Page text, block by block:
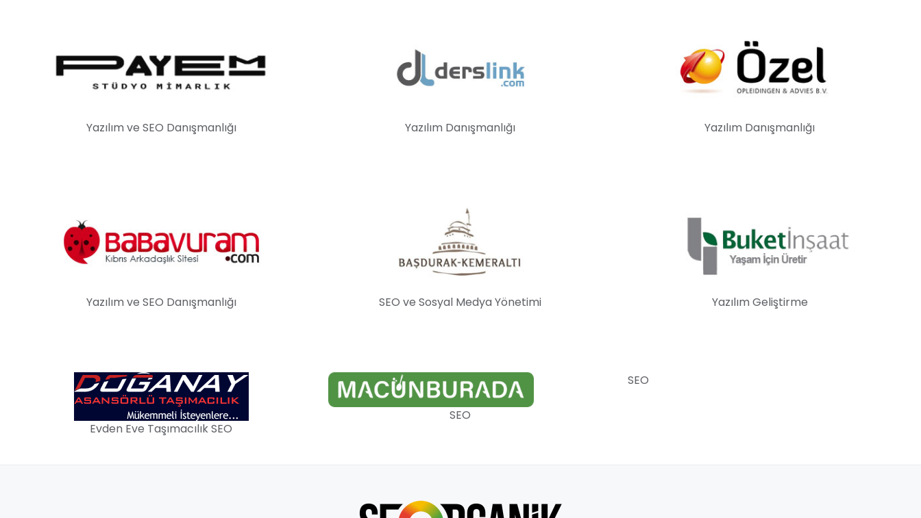
Yazılım ve SEO Danışmanlığı Yazılım Danışmanlığı Yazılım Danışmanlığı
Yazılım ve SEO Danışmanlığı SEO ve Sosyal Medya Yönetimi Yazılım Geliştirme
Evden Eve Taşımacılık SEO
SEO
SEO